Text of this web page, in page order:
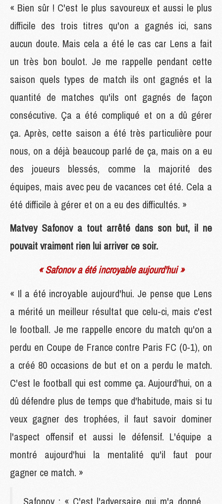
« Bien sûr ! C'est le plus savoureux et aussi le plus
difficile des trois titres qu'on a gagnés ici, sans
aucun doute. Mais cela a été le cas car Lens a fait
un très bon boulot. Je me rappelle pendant cette
saison quels types de match ils ont gagnés et la
quantité de matches qu'ils ont gagnés de façon
consécutive. Ça a été compliqué et on a dû gérer
ça. Après, cette saison a été très particulière pour
nous, on a déjà beaucoup parlé de ça, mais on a eu
des joueurs blessés, comme la majorité des
équipes, mais avec peu de vacances cet été. Cela a
été difficile à gérer et on a eu des difficultés. »
Matvey Safonov a tout arrêté dans son but, il ne
pouvait vraiment rien lui arriver ce soir.
« Safonov a été incroyable aujourd'hui »
« Il a été incroyable aujourd'hui. Je pense que Lens
a mérité un meilleur résultat que celu-ci, mais c'est
le football. Je me rappelle encore du match qu'on a
perdu en Coupe de France contre Paris FC (0-1), on
a créé 80 occasions de but et on a perdu le match.
C'est le football qui est comme ça. Aujourd'hui, on a
dû défendre plus de temps que d'habitude, mais si tu
veux gagner des trophées, il faut savoir dominer
l'aspect offensif et aussi le défensif. L'équipe a
montré aujourd'hui la mentalité qu'il faut pour
gagner ce match. »
Safonov : « C'est l'adversaire qui m'a donné